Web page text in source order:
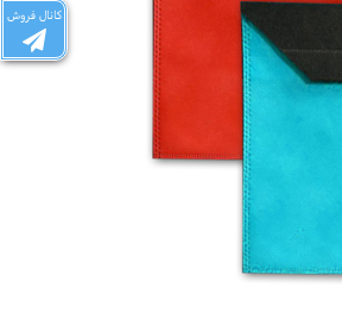
کانال فروش